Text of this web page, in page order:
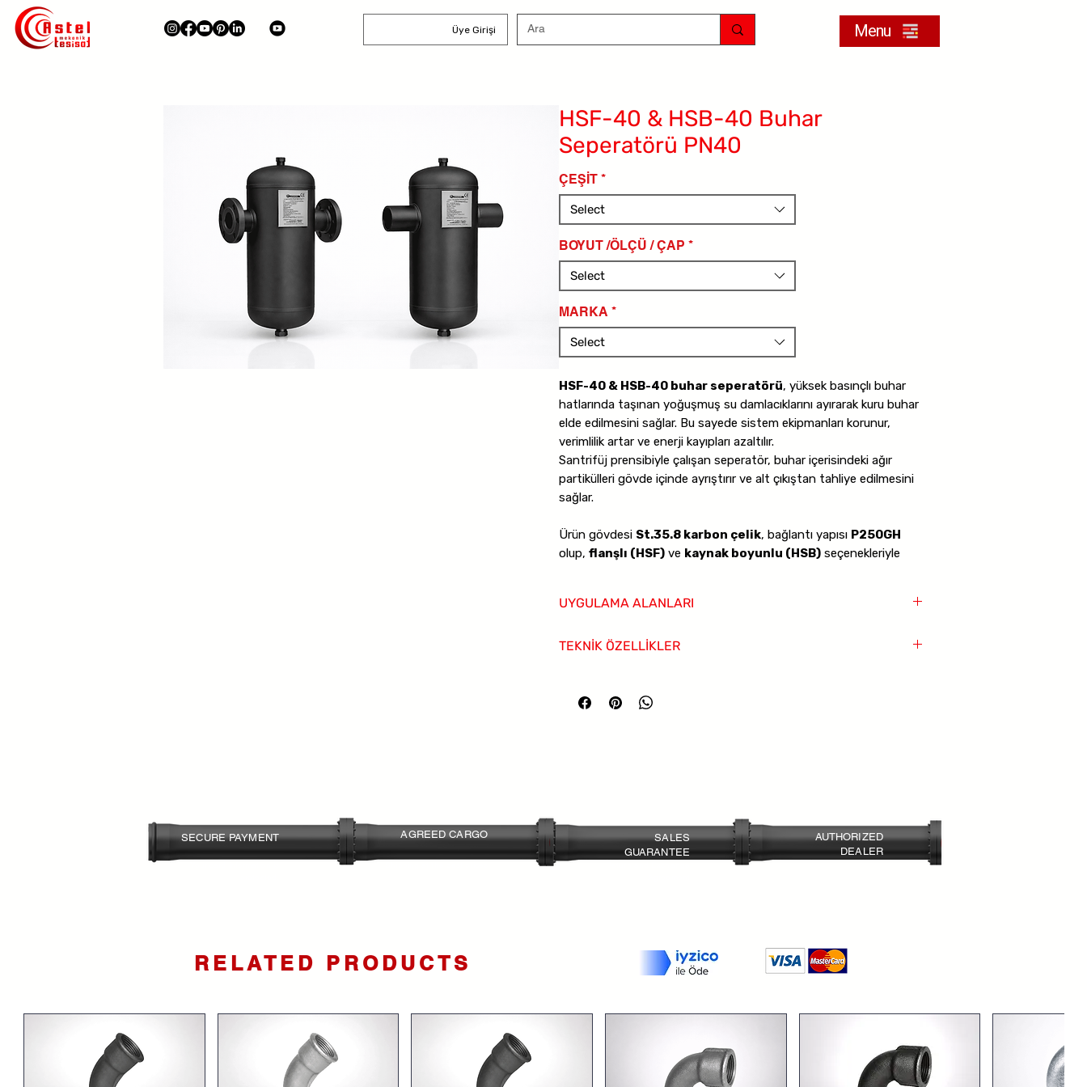
Üye Girişi Menu
HSF-40 & HSB-40 Buhar
Seperatörü PN40
ÇEŞİT *
Select
BOYUT /ÖLÇÜ / ÇAP *
Select
MARKA *
Select
HSF-40 & HSB-40 buhar seperatörü, yüksek basınçlı buhar
hatlarında taşınan yoğuşmuş su damlacıklarını ayırarak kuru buhar
elde edilmesini sağlar. Bu sayede sistem ekipmanları korunur,
verimlilik artar ve enerji kayıpları azaltılır.
Santrifüj prensibiyle çalışan seperatör, buhar içerisindeki ağır
partikülleri gövde içinde ayrıştırır ve alt çıkıştan tahliye edilmesini
sağlar.
Ürün gövdesi St.35.8 karbon çelik, bağlantı yapısı P250GH
olup, flanşlı (HSF)ve kaynak boyunlu (HSB)seçenekleriyle
UYGULAMA ALANLARI
Kazan çıkışları
Endüstriyel tesisatlar
TEKNİK ÖZELLİKLER
Gövde Malzemesi:
Bağlantı:
Flanşlı / Kaynak Boyunlu
SECURE PAYMENT AGREED CARGO
SALES
GUARANTEE
AUTHORIZED
DEALER
RELATED PRODUCTS